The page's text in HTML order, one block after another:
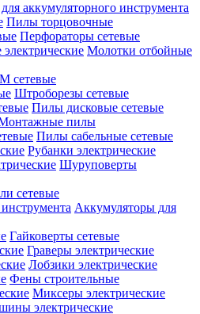
аккумуляторного инструмента
Пилы торцовочные
Перфораторы сетевые
Молотки отбойные
сетевые
Штроборезы сетевые
Пилы дисковые сетевые
пилы
Пилы сабельные сетевые
Рубанки электрические
Шуруповерты
сетевые
Аккумуляторы для
Гайковерты сетевые
Граверы электрические
Лобзики электрические
Фены строительные
Миксеры электрические